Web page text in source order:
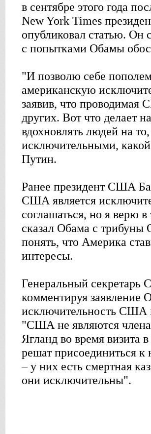
в сентябре этого года
New York Times
опубликовал статью. Он
с попытками Обамы
"И позволю себе
американскую
заявив, что проводимая
других. Вот что делает
вдохновлять людей на
исключительными,
Путин.
Ранее президент США
США является
соглашаться, но я верю
сказал Обама с
понять, что Америка
интересы.
Генеральный секретарь
комментируя заявление
исключительность США
"США не являются
Ягланд во время
решат присоединиться к
– у них есть смертная
они исключительны".